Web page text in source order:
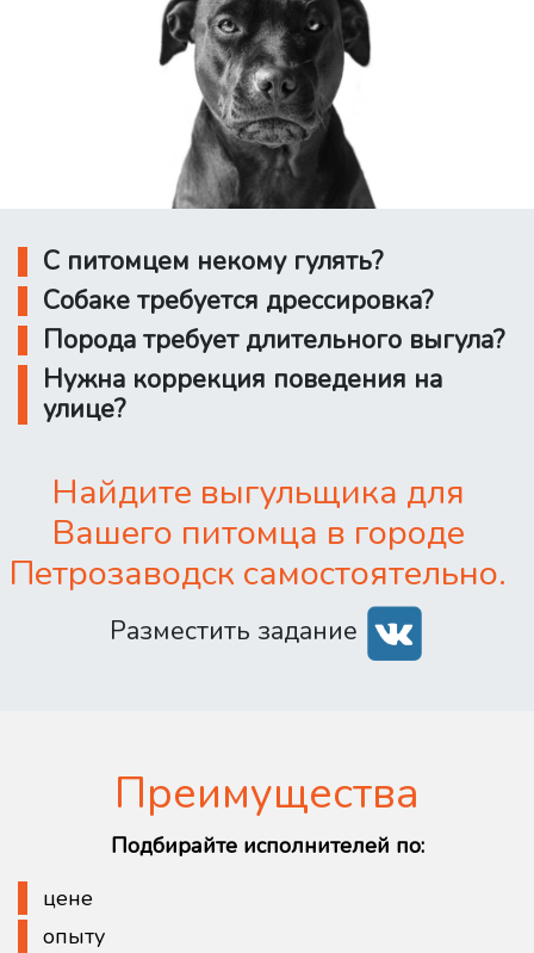
С питомцем некому гулять?
Собаке требуется дрессировка?
Порода требует длительного выгула?
Нужна коррекция поведения на
улице?
Найдите выгульщика для
Вашего питомца в городе
Петрозаводск самостоятельно.
Разместить задание
Преимущества
Подбирайте исполнителей по:
цене
опыту